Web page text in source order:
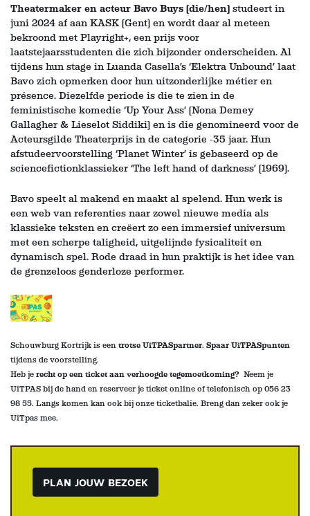
Theatermaker en acteur Bavo Buys (die/hen) studeert in
juni 2024 af aan KASK (Gent) en wordt daar al meteen
bekroond met Playright+, een prijs voor
laatstejaarsstudenten die zich bijzonder onderscheiden. Al
tijdens hun stage in Luanda Casella’s ‘Elektra Unbound’ laat
Bavo zich opmerken door hun uitzonderlijke métier en
présence. Diezelfde periode is die te zien in de
feministische komedie ‘Up Your Ass’ (Nona Demey
Gallagher & Lieselot Siddiki) en is die genomineerd voor de
Acteursgilde Theaterprijs in de categorie -35 jaar. Hun
afstudeervoorstelling ‘Planet Winter’ is gebaseerd op de
sciencefictionklassieker ‘The left hand of darkness’ (1969).
Bavo speelt al makend en maakt al spelend. Hun werk is
een web van referenties naar zowel nieuwe media als
klassieke teksten en creëert zo een immersief universum
met een scherpe taligheid, uitgelijnde fysicaliteit en
dynamisch spel. Rode draad in hun praktijk is het idee van
de grenzeloos genderloze performer.
Schouwburg Kortrijk is een trotse UiTPASpartner. Spaar UiTPASpunten
tijdens de voorstelling.
Heb je recht op een ticket aan verhoogde tegemoetkoming? Neem je
UiTPAS bij de hand en reserveer je ticket online of telefonisch op 056 23
98 55. Langs komen kan ook bij onze ticketbalie. Breng dan zeker ook je
UiTpas mee.
PLAN JOUW BEZOEK